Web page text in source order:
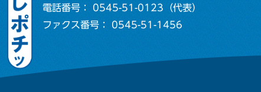
電話番号： 0545-51-0123（代表）
ファクス番号： 0545-51-1456